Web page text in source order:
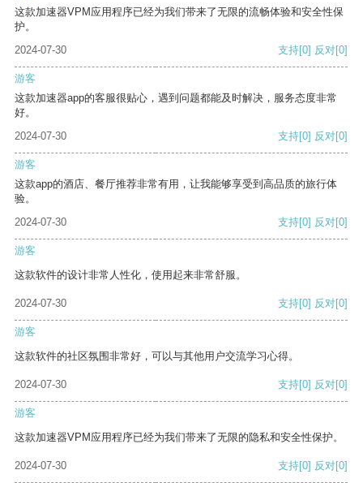
这款加速器VPM应用程序已经为我们带来了无限的流畅体验和安全性保
护。
2024-07-30
支持[0] 反对[0]
游客
这款加速器app的客服很贴心，遇到问题都能及时解决，服务态度非常
好。
2024-07-30
支持[0] 反对[0]
游客
这款app的酒店、餐厅推荐非常有用，让我能够享受到高品质的旅行体
验。
2024-07-30
支持[0] 反对[0]
游客
这款软件的设计非常人性化，使用起来非常舒服。
2024-07-30 支持[0] 反对[0]
游客
这款软件的社区氛围非常好，可以与其他用户交流学习心得。
2024-07-30 支持[0] 反对[0]
游客
这款加速器VPM应用程序已经为我们带来了无限的隐私和安全性保护。
2024-07-30 支持[0] 反对[0]